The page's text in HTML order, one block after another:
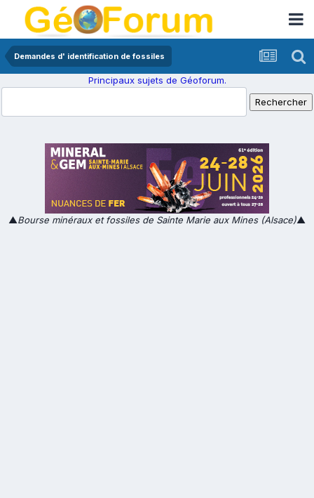
Demandes d' identification de fossiles
Principaux sujets de Géoforum.
▲Bourse minéraux et fossiles de Sainte Marie aux Mines (Alsace)▲